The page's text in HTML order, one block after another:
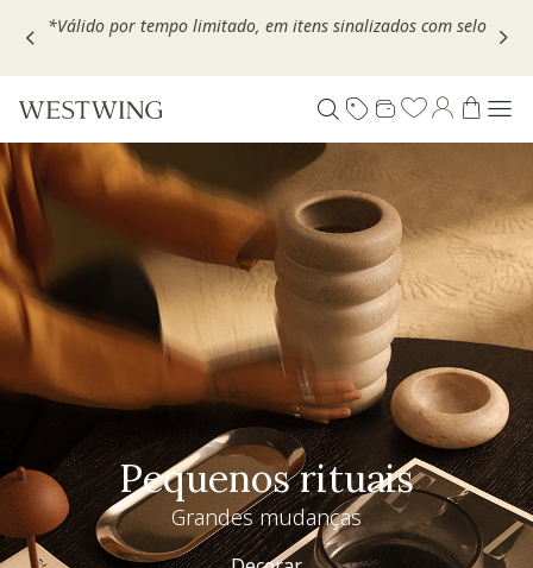
Escolha seu VOUCHER e ganhe até 30% OFF*: useMOVEL30,
Pequenos rituais
Grandes mudanças